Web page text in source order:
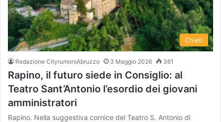
Chieti
Redazione CityrumorsAbruzzo 3 Maggio 2026 361
Rapino, il futuro siede in Consiglio: al
Teatro Sant’Antonio l’esordio dei giovani
amministratori
Rapino. Nella suggestiva cornice del Teatro S. Antonio di